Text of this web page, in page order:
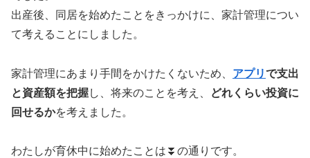
出産後、同居を始めたことをきっかけに、家計管理につい
て考えることにしました。
家計管理にあまり手間をかけたくないため、 アプリで支出
と資産額を把握し、将来のことを考え、
どれくらい投資に
回せるかを考えました。
わたしが育休中に始めたことは⏬の通りです。